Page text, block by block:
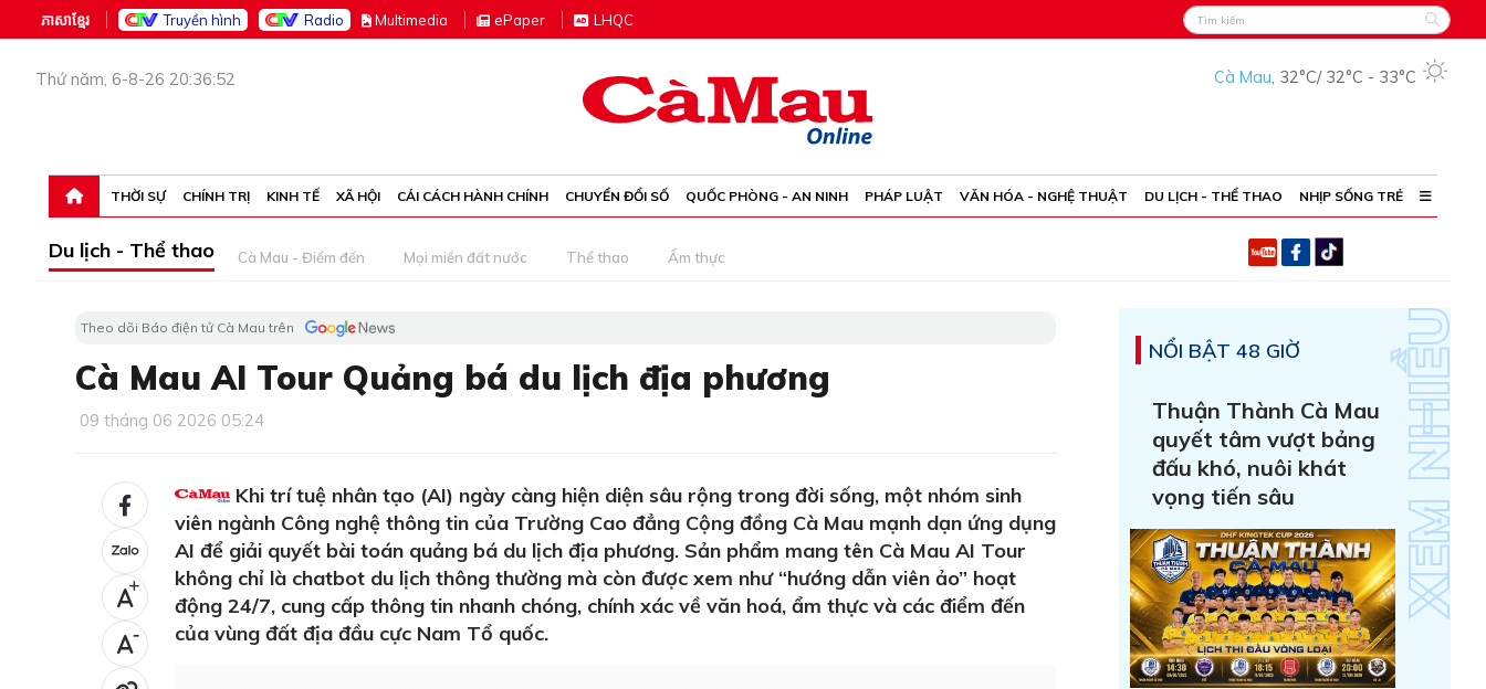
ភាសាខ្មែរ Truyền hình Radio Multimedia ePaper LHQC
Thứ năm, 6-8-26 20:36:52 Cà Mau, 32°C/ 32°C - 33°C
THỜI SỰ CHÍNH TRỊ KINH TẾ XÃ HỘI CẢI CÁCH HÀNH CHÍNH CHUYỂN ĐỔI SỐ QUỐC PHÒNG - AN NINH PHÁP LUẬT VĂN HÓA - NGHỆ THUẬT DU LỊCH - THỂ THAO NHỊP SỐNG TRẺ
Du lịch - Thể thao Cà Mau - Điểm đến Mọi miền đất nước Thể thao Ẩm thực
Theo dõi Báo điện tử Cà Mau trên
Cà Mau AI Tour Quảng bá du lịch địa phương
09 tháng 06 2026 05:24
+
-
Khi trí tuệ nhân tạo (AI) ngày càng hiện diện sâu rộng trong đời sống, một nhóm sinh
viên ngành Công nghệ thông tin của Trường Cao đẳng Cộng đồng Cà Mau mạnh dạn ứng dụng
AI để giải quyết bài toán quảng bá du lịch địa phương. Sản phẩm mang tên Cà Mau AI Tour
không chỉ là chatbot du lịch thông thường mà còn được xem như “hướng dẫn viên ảo” hoạt
động 24/7, cung cấp thông tin nhanh chóng, chính xác về văn hoá, ẩm thực và các điểm đến
của vùng đất địa đầu cực Nam Tổ quốc.
NỔI BẬT 48 GIỜ
Thuận Thành Cà Mau
quyết tâm vượt bảng
đấu khó, nuôi khát
vọng tiến sâu